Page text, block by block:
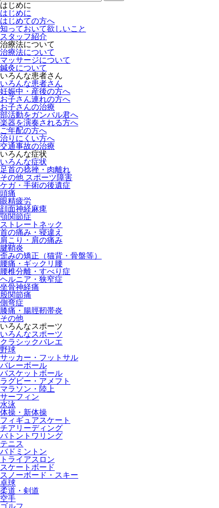
はじめに
はじめに
はじめての方へ
知っておいて欲しいこと
スタッフ紹介
治療法について
治療法について
マッサージについて
鍼灸について
いろんな患者さん
いろんな患者さん
妊娠中・産後の方へ
お子さん連れの方へ
お子さんの治療
部活動をガンバル君へ
楽器を演奏される方へ
ご年配の方へ
治りにくい方へ
交通事故の治療
いろんな症状
いろんな症状
足首の捻挫・肉離れ
その他 スポーツ障害
ケガ・手術の後遺症
頭痛
眼精疲労
顔面神経麻痺
顎関節症
ストレートネック
首の痛み・寝違え
肩こり・肩の痛み
腱鞘炎
歪みの矯正（猫背・骨盤等）
腰痛・ギックリ腰
腰椎分離・すべり症
ヘルニア・狭窄症
坐骨神経痛
股関節痛
側弯症
膝痛・腸脛靭帯炎
その他
いろんなスポーツ
いろんなスポーツ
クラシックバレエ
野球
サッカー・フットサル
バレーボール
バスケットボール
ラグビー・アメフト
マラソン・陸上
サーフィン
水泳
体操・新体操
フィギュアスケート
チアリーディング
バトントワリング
テニス
バドミントン
トライアスロン
スケートボード
スノーボード・スキー
卓球
柔道・剣道
空手
ゴルフ